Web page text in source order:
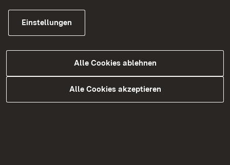
Einstellungen
Alle Cookies ablehnen
Alle Cookies akzeptieren